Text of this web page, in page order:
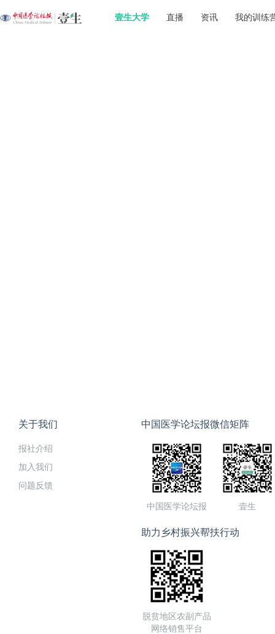
壹生大学 直播 资讯 我的训练
关于我们
报社介绍
加入我们
问题反馈
中国医学论坛报微信矩阵
中国医学论坛报 壹生
助力乡村振兴帮扶行动
脱贫地区农副产品
网络销售平台